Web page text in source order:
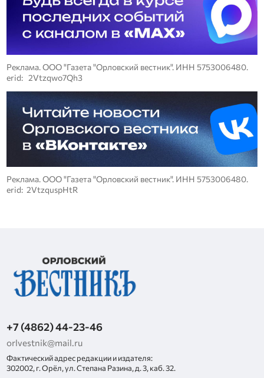
Реклама. ООО "Газета "Орловский вестник". ИНН 5753006480.
erid: 2Vtzqwo7Qh3
Реклама. ООО "Газета "Орловский вестник". ИНН 5753006480.
erid: 2VtzquspHtR
+7 (4862) 44-23-46
orlvestnik@mail.ru
Фактический адрес редакции и издателя:
302002, г. Орёл, ул. Степана Разина, д. 3, каб. 32.